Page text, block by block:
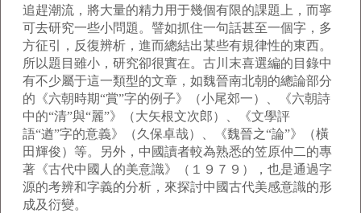
追趕潮流，將大量的精力用于幾個有限的課題上，而寧
可去研究一些小問題。譬如抓住一句話甚至一個字，多
方征引，反復辨析，進而總結出某些有規律性的東西。
所以題目雖小，研究卻很實在。古川末喜選編的目錄中
有不少屬于這一類型的文章，如魏晉南北朝的總論部分
的《六朝時期“賞”字的例子》（小尾郊一）、《六朝詩
中的“清”與“麗”》（大矢根文次郎）、《文學評
語“遒”字的意義》（久保卓哉）、《魏晉之“論”》（橫
田輝俊）等。另外，中國讀者較為熟悉的笠原仲二的專
著《古代中國人的美意識》（１９７９），也是通過字
源的考辨和字義的分析，來探討中國古代美感意識的形
成及衍變。